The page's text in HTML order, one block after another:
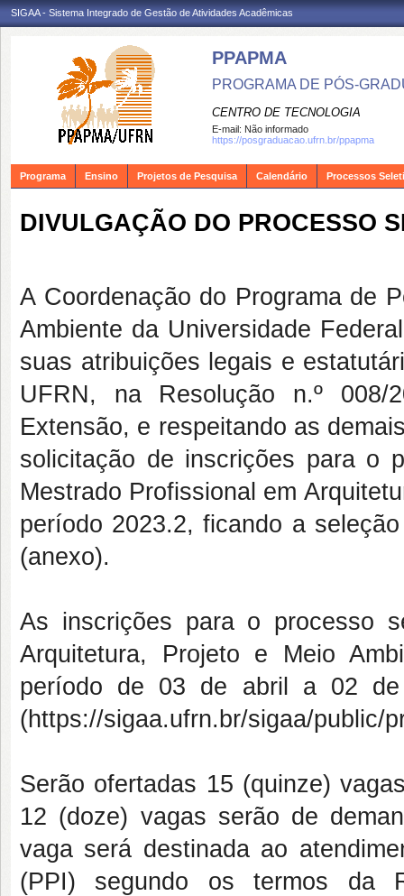
SIGAA - Sistema Integrado de Gestão de Atividades Acadêmicas
PPAPMA
PROGRAMA DE PÓS-
CENTRO DE TECNOLOGIA
E-mail: Não informado
https://posgraduacao.ufrn.br/ppapma
Programa Ensino Projetos de Pesquisa Calendário Processos
DIVULGAÇÃO DO PROCESSO
A Coordenação do Programa de
Ambiente da Universidade
suas atribuições legais e
UFRN, na Resolução n.º
Extensão, e respeitando as
solicitação de inscrições para o
Mestrado Profissional em
período 2023.2, ficando a
(anexo).
As inscrições para o processo
Arquitetura, Projeto e Meio
período de 03 de abril a 02 de
(https://sigaa.ufrn.br/sigaa/public/
Serão ofertadas 15 (quinze)
12 (doze) vagas serão de
vaga será destinada ao
(PPI) segundo os termos da